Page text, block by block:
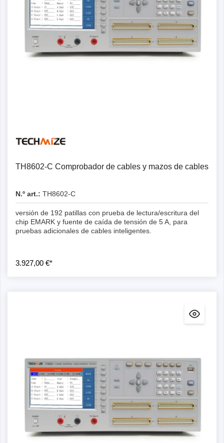
TH8602-C Comprobador de cables y mazos de cables
N.º art.: TH8602-C
versión de 192 patillas con prueba de lectura/escritura del
chip EMARK y fuente de caída de tensión de 5 A, para
pruebas adicionales de cables inteligentes.
3.927,00 €*